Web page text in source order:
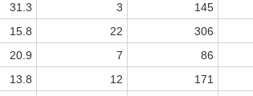
31.3 3 145
15.8 22 306
20.9 7 86
13.8 12 171